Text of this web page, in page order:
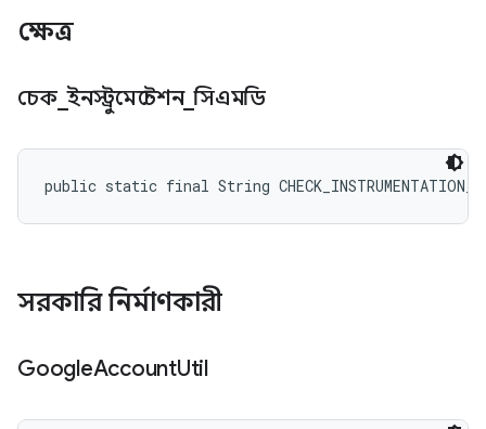
ক্ষেত্র
চেক_ইনস্ট্রুমেন্টেশন_সিএমডি
public static final String
সরকারি নির্মাণকারী
GoogleAccountUtil